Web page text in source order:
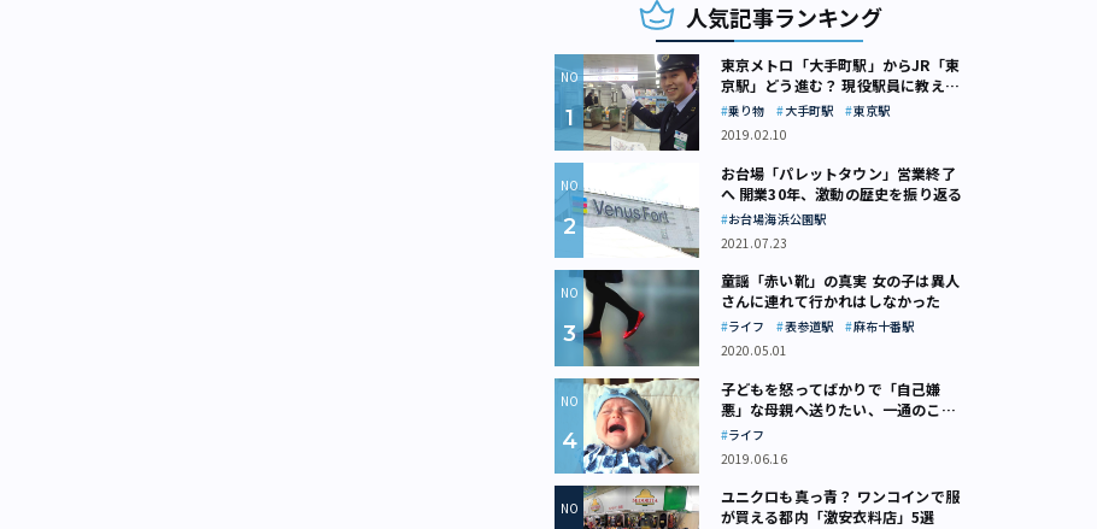
人気記事ランキング
東京メトロ「大手町駅」からJR「東
京駅」どう進む？ 現役駅員に教えて
もらいました
乗り物 大手町駅
東京駅
2019.02.10
お台場「パレットタウン」営業終了
へ 開業30年、激動の歴史を振り返る
お台場海浜公園駅
2021.07.23
童謡「赤い靴」の真実 女の子は異人
さんに連れて行かれはしなかった
ライフ 表参道駅
麻布十番駅
2020.05.01
子どもを怒ってばかりで「自己嫌
悪」な母親へ送りたい、一通のここ
ろの処方箋
ライフ
2019.06.16
ユニクロも真っ青？ ワンコインで服
が買える都内「激安衣料店」5選